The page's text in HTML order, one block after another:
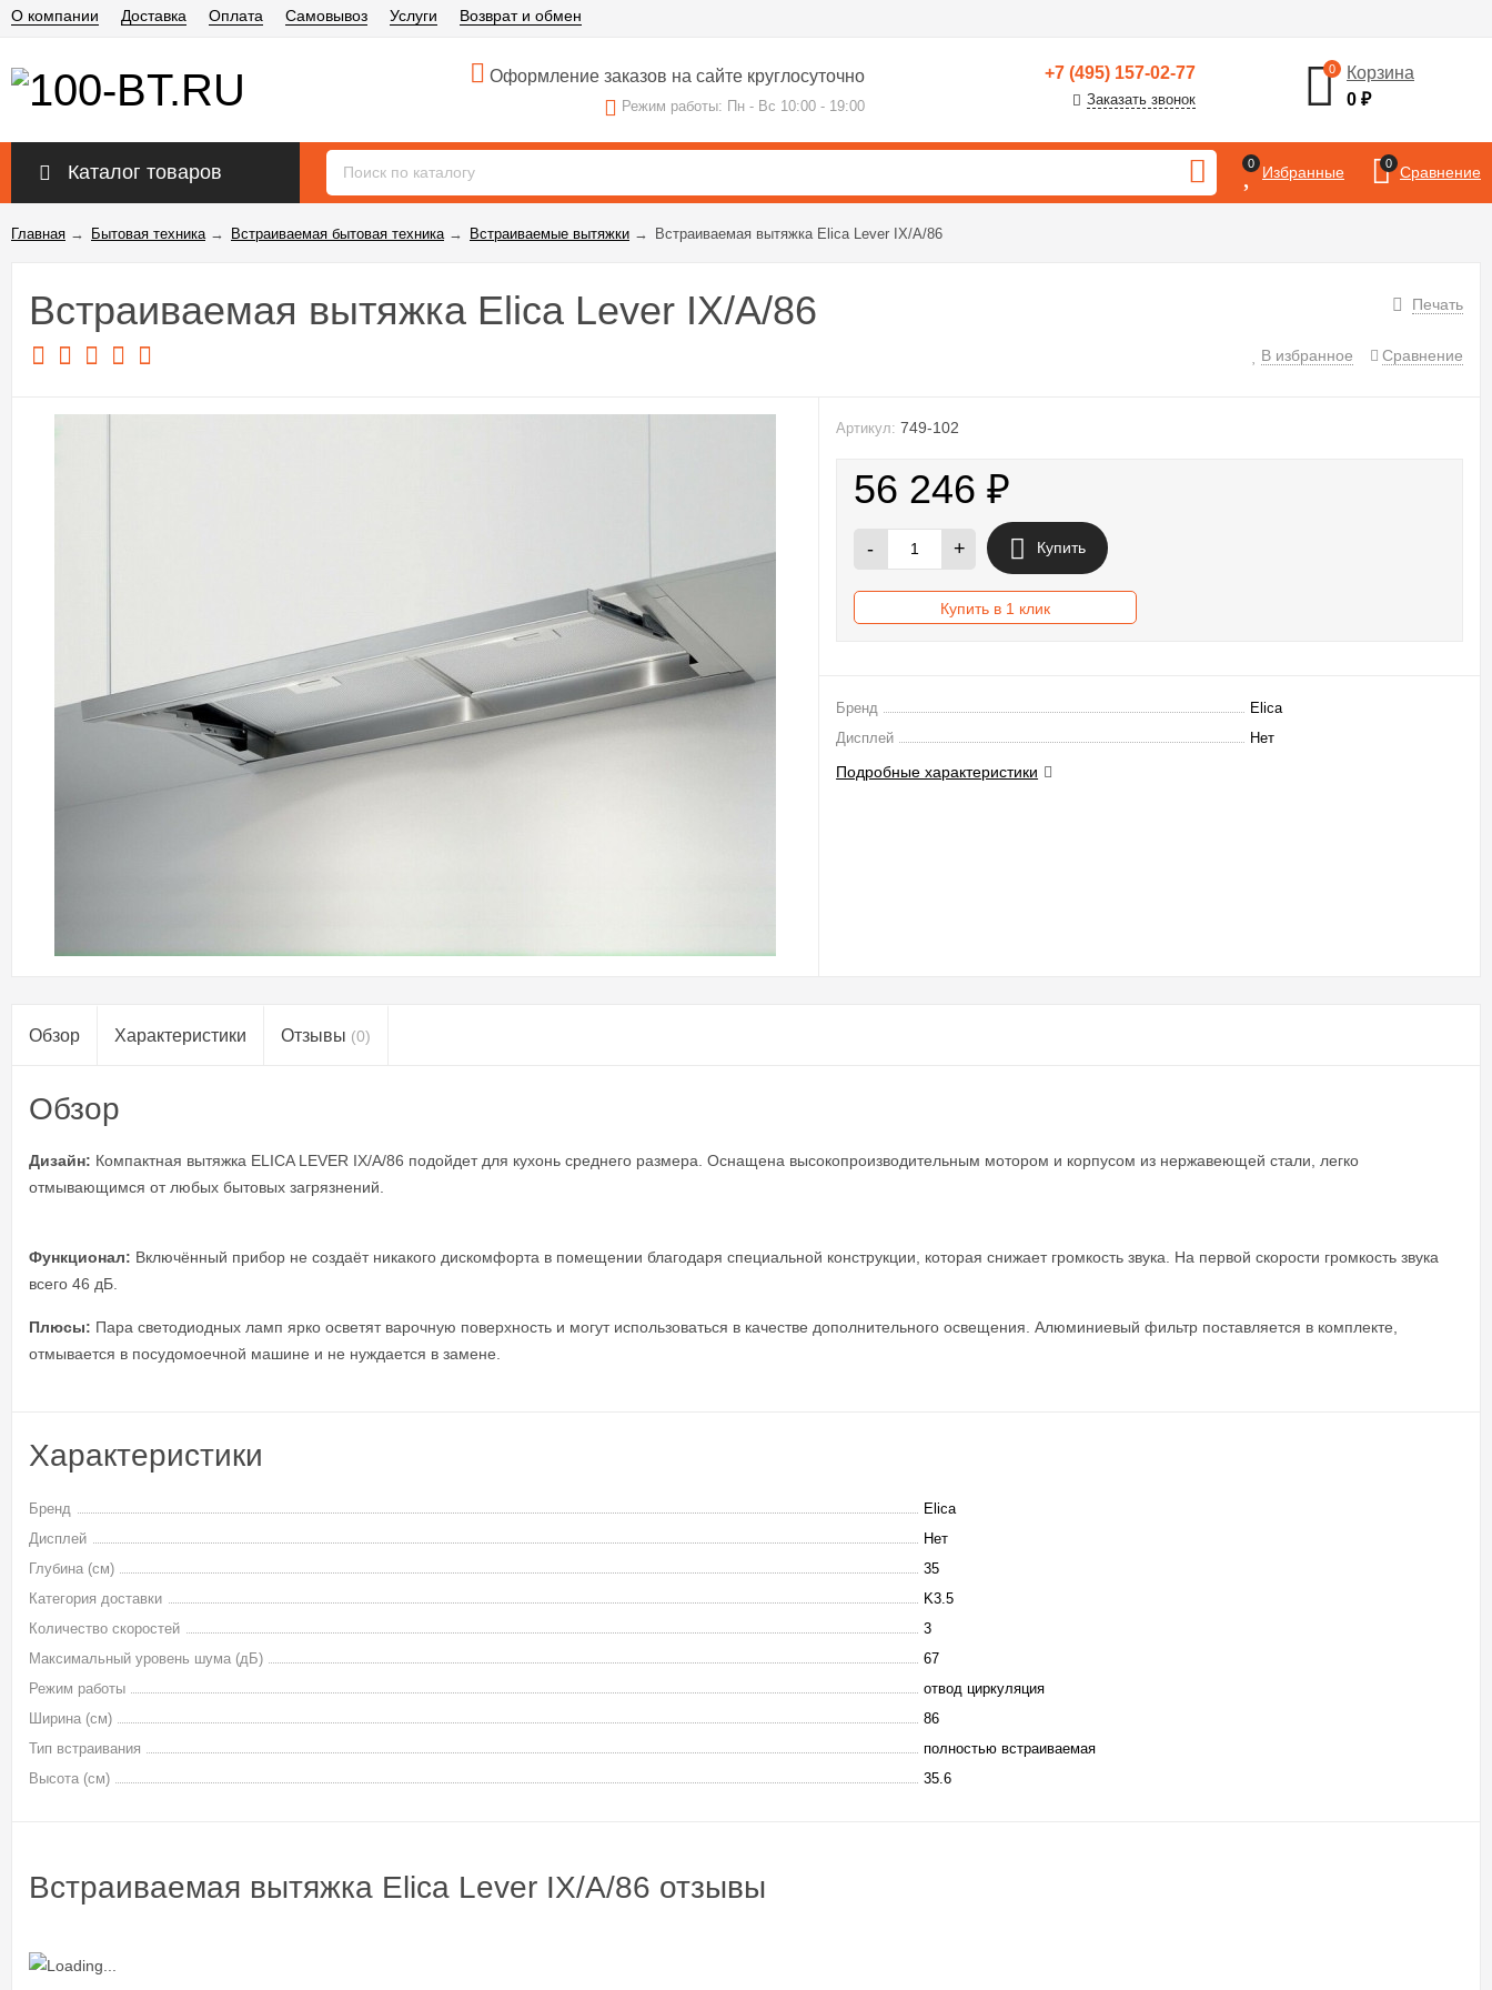
О компании Доставка Оплата Самовывоз Услуги Возврат и обмен
Оформление заказов на сайте круглосуточно
Режим работы: Пн - Вс 10:00 - 19:00
+7 (495) 157-02-77
Заказать звонок
0
Корзина
0₽
Каталог товаров 0 Избранные 0 Сравнение
Главная → Бытовая техника→ Встраиваемая бытовая техника→ Встраиваемые вытяжки → Встраиваемая вытяжка Elica Lever IX/A/86
Печать
Встраиваемая вытяжка Elica Lever IX/A/86
В избранное Сравнение
Артикул: 749-102
56 246₽
- + Купить
Купить в 1 клик
Бренд
Elica
Дисплей
Нет
Подробные характеристики
Обзор Характеристики Отзывы (0)
Обзор
Дизайн: Компактная вытяжка ELICA LEVER IX/A/86 подойдет для кухонь среднего размера. Оснащена высокопроизводительным мотором и корпусом из нержавеющей стали, легко
отмывающимся от любых бытовых загрязнений.
Функционал: Включённый прибор не создаёт никакого дискомфорта в помещении благодаря специальной конструкции, которая снижает громкость звука. На первой скорости громкость звука
всего 46 дБ.
Плюсы: Пара светодиодных ламп ярко осветят варочную поверхность и могут использоваться в качестве дополнительного освещения. Алюминиевый фильтр поставляется в комплекте,
отмывается в посудомоечной машине и не нуждается в замене.
Характеристики
Бренд
Elica
Дисплей
Нет
Глубина (см)
35
Категория доставки
K3.5
Количество скоростей
3
Максимальный уровень шума (дБ)
67
Режим работы
отвод циркуляция
Ширина (см)
86
Тип встраивания
полностью встраиваемая
Высота (см)
35.6
Встраиваемая вытяжка Elica Lever IX/A/86 отзывы